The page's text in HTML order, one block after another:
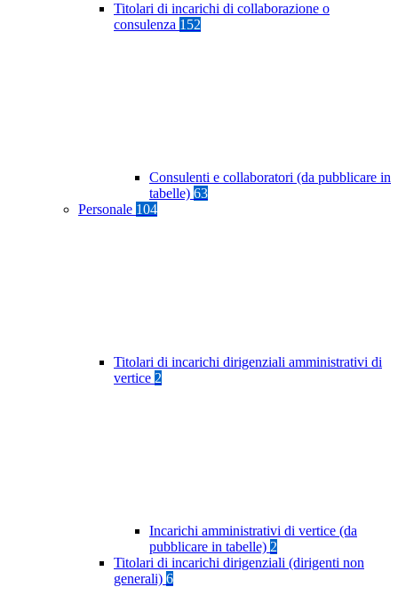
Titolari di incarichi di collaborazione o
consulenza 152
Consulenti e collaboratori (da pubblicare in
tabelle) 63
Personale 104
Titolari di incarichi dirigenziali amministrativi di
vertice 2
Incarichi amministrativi di vertice (da
pubblicare in tabelle) 2
Titolari di incarichi dirigenziali (dirigenti non
generali) 6